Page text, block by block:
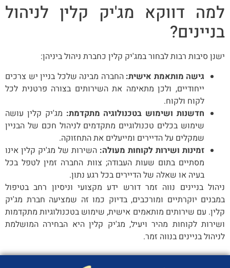
למה דווקא מג'יק קלין לניהול
בניינים?
ישנן סיבות רבות לבחור במג'יק קלין כחברת ניהול ביניהן:
גישה מותאמת אישית: החברה מבינה שלכל בניין יש צרכים
ייחודיים, ולכן מתאימה את השירותים בצורה פרטנית לכל
לקוח ולקוח.
חדשנות ושימוש בטכנולוגיה מתקדמת: מג'יק קלין עושה
שימוש בכלים טכנולוגיים מתקדמים לניהול חכם של הבניין
שמקלים על הדיירים ומייעלים את התחזוקה.
זמינות ושירות לקוחות מעולה: השירות של מג'יק קלין אינו
מסתיים בתום שעות העבודה; צוות החברה זמין לטפל בכל
בעיה או שאלה של הדיירים בכל רגע נתון.
ניהול בניינים נווה זמר דורש ידע מקצועי וניסיון רחב בטיפול
במבנים יוקרתיים ומורכבים, בדיוק כמו זה שמציעה חברת מג'יק
קלין. עם שירותים מותאמים אישית, שימוש בטכנולוגיות מתקדמות
ושירות לקוחות מהיר ויעיל, מג'יק קלין היא הבחירה המושלמת
לניהול בניינים בנווה זמר.